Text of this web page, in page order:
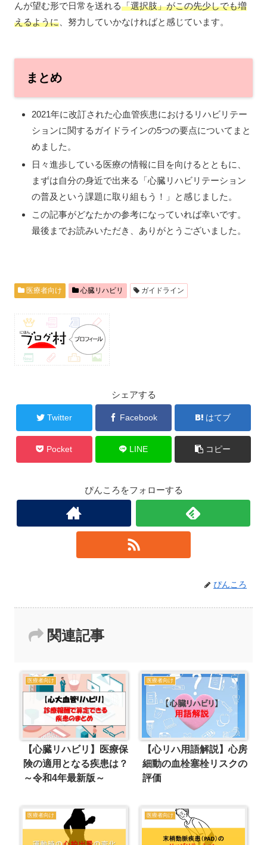
んが望む形で日常を送れる「選択肢」がこの先少しでも増
えるように 、努力していかなければと感じています。
まとめ
2021年に改訂された心血管疾患におけるリハビリテー
ションに関するガイドラインの5つの要点についてまと
めました。
日々進歩している医療の情報に目を向けるとともに、
まずは自分の身近で出来る「心臓リハビリテーション
の普及という課題に取り組もう！」と感じました。
この記事がどなたかの参考になっていれば幸いです。
最後までお読みいただき、ありがとうございました。
医療者向け 心臓リハビリ ガイドライン
シェアする
Twitter Facebook はてブ
Pocket LINE コピー
ぴんころをフォローする
ぴんころ
関連記事
医療者向け
【心臓リハビリ】医療保
険の適用となる疾患は？
～令和4年最新版～
医療者向け
【心リハ用語解説】心房
細動の血栓塞栓リスクの
評価
医療者向け 医療者向け